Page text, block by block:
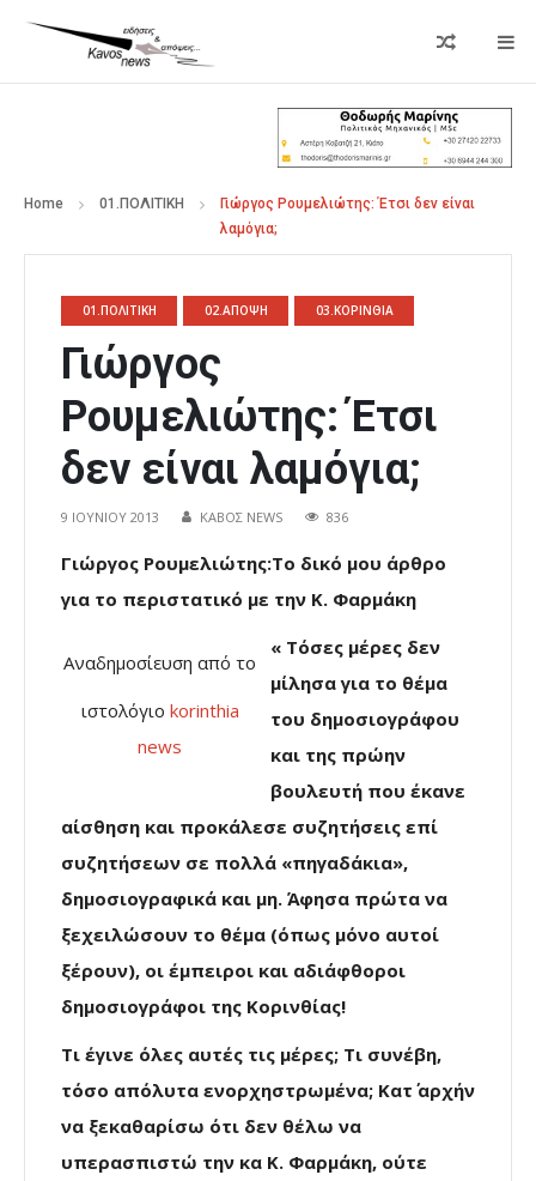
Home 01.ΠΟΛΙΤΙΚΗ
Γιώργος Ρουμελιώτης: Έτσι δεν είναι
λαμόγια;
01.ΠΟΛΙΤΙΚΗ 02.ΑΠΟΨΗ 03.ΚΟΡΙΝΘΙΑ
Γιώργος
Ρουμελιώτης: Έτσι
δεν είναι λαμόγια;
9 ΙΟΥΝΊΟΥ 2013 ΚΑΒΟΣ NEWS 836
Γιώργος Ρουμελιώτης:Το δικό μου άρθρο
για το περιστατικό με την Κ. Φαρμάκη
Αναδημοσίευση από το
ιστολόγιο korinthia
news
« Τόσες μέρες δεν
μίλησα για το θέμα
του δημοσιογράφου
και της πρώην
βουλευτή που έκανε
αίσθηση και προκάλεσε συζητήσεις επί
συζητήσεων σε πολλά «πηγαδάκια»,
δημοσιογραφικά και μη. Άφησα πρώτα να
ξεχειλώσουν το θέμα (όπως μόνο αυτοί
ξέρουν), οι έμπειροι και αδιάφθοροι
δημοσιογράφοι της Κορινθίας!
Τι έγινε όλες αυτές τις μέρες; Τι συνέβη,
τόσο απόλυτα ενορχηστρωμένα; Κατ΄ αρχήν
να ξεκαθαρίσω ότι δεν θέλω να
υπερασπιστώ την κα Κ. Φαρμάκη, ούτε